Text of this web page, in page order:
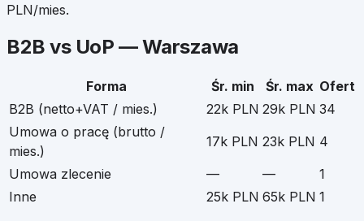
PLN/mies.
B2B vs UoP —Warszawa
Forma Śr. min Śr. max Ofert
B2B (netto+VAT / mies.)
22k PLN 29k PLN 34
Umowa o pracę (brutto /
mies.)
17k PLN 23k PLN 4
Umowa zlecenie
— —
1
Inne
25k PLN 65k PLN 1